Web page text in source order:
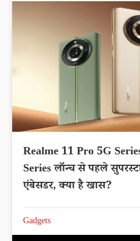
Realme 11 Pro 5G
Series लॉन्च से पहले
एंबेसडर, क्या है खास?
Gadgets